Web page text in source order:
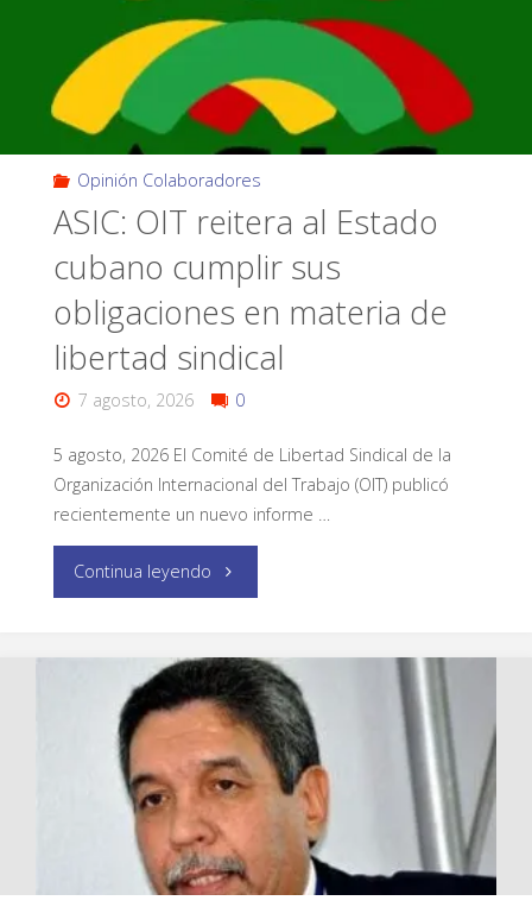
Opinión Colaboradores
ASIC: OIT reitera al Estado
cubano cumplir sus
obligaciones en materia de
libertad sindical
7 agosto, 2026 0
5 agosto, 2026 El Comité de Libertad Sindical de la
Organización Internacional del Trabajo (OIT) publicó
recientemente un nuevo informe …
Continua leyendo